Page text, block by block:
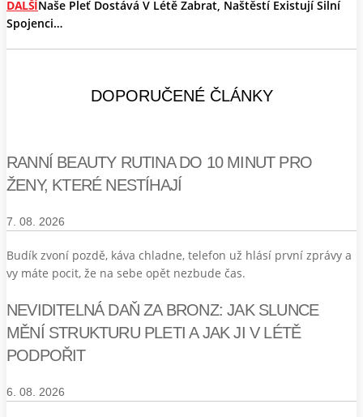
DALŠÍNaše Pleť Dostává V Létě Zabrat, Naštěstí Existují Silní
Spojenci…
DOPORUČENÉ ČLÁNKY
RANNÍ BEAUTY RUTINA DO 10 MINUT PRO
ŽENY, KTERÉ NESTÍHAJÍ
7. 08. 2026
Budík zvoní pozdě, káva chladne, telefon už hlásí první zprávy a
vy máte pocit, že na sebe opět nezbude čas.
NEVIDITELNÁ DAŇ ZA BRONZ: JAK SLUNCE
MĚNÍ STRUKTURU PLETI A JAK JI V LÉTĚ
PODPOŘIT
6. 08. 2026